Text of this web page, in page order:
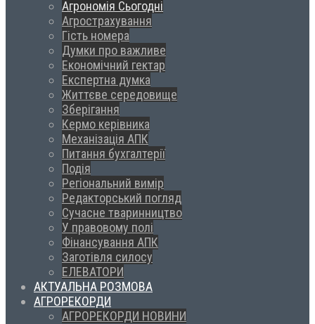
Агрономія Сьогодні
Агрострахування
Гість номера
Думки про важливе
Економічний гектар
Експертна думка
Життєве середовище
Зберігання
Кермо керівника
Механізація АПК
Питання бухгалтерії
Подія
Регіональний вимір
Редакторський погляд
Сучасне тваринництво
У правовому полі
Фінансування АПК
Заготівля силосу
ЕЛЕВАТОРИ
АКТУАЛЬНА РОЗМОВА
АГРОРЕКОРДИ
АГРОРЕКОРДИ НОВИНИ